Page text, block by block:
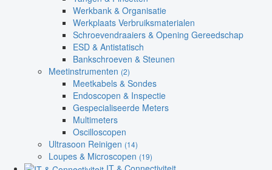
Werkbank & Organisatie
Werkplaats Verbruiksmaterialen
Schroevendraaiers & Opening Gereedschap
ESD & Antistatisch
Bankschroeven & Steunen
Meetinstrumenten (2)
Meetkabels & Sondes
Endoscopen & Inspectie
Gespecialiseerde Meters
Multimeters
Oscilloscopen
Ultrasoon Reinigen (14)
Loupes & Microscopen (19)